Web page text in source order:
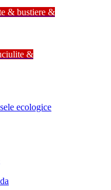
& bustiere &
&
ecologice